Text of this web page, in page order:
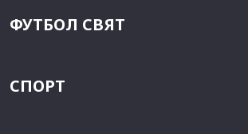
ФУТБОЛ СВЯТ
СПОРТ